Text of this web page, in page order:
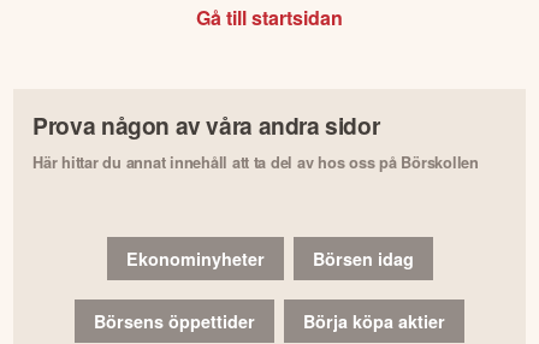
Gå till startsidan
Prova någon av våra andra sidor
Här hittar du annat innehåll att ta del av hos oss på Börskollen
Ekonominyheter Börsen idag
Börsens öppettider Börja köpa aktier